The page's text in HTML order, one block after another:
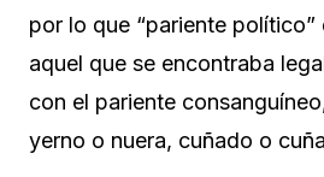
por lo que “pariente político”
aquel que se encontraba
con el pariente
yerno o nuera, cuñado o